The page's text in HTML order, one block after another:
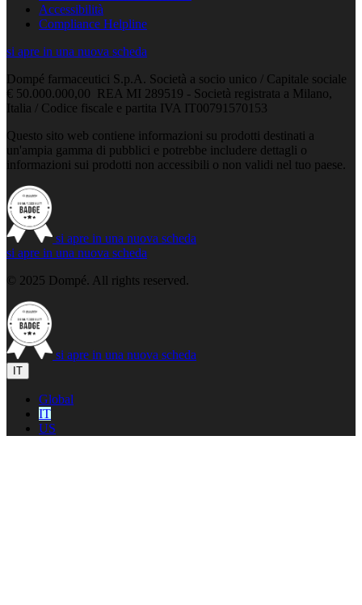
Accessibilità
Compliance Helpline
si apre in una nuova scheda
Dompé farmaceutici S.p.A. Società a socio unico / Capitale sociale
€ 50.000.000,00 REA MI 289519 - Società registrata a Milano,
Italia / Codice fiscale e partita IVA IT00791570153
Questo sito web contiene informazioni su prodotti destinati a
un'ampia gamma di pubblici e potrebbe includere dettagli o
informazioni sui prodotti non accessibili o non validi nel tuo paese.
si apre in una nuova scheda
si apre in una nuova scheda
© 2025 Dompé. All rights reserved.
si apre in una nuova scheda
IT
Global
IT
US